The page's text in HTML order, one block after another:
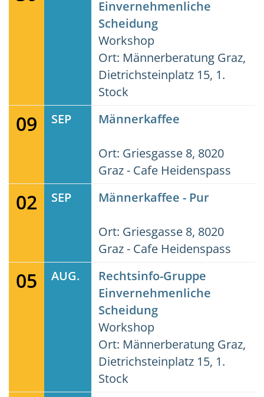
Einvernehmenliche
Scheidung
Workshop
Ort: Männerberatung Graz,
Dietrichsteinplatz 15, 1.
Stock
09 SEP Männerkaffee
Ort: Griesgasse 8, 8020
Graz - Cafe Heidenspass
02 SEP Männerkaffee - Pur
Ort: Griesgasse 8, 8020
Graz - Cafe Heidenspass
05 AUG.
Rechtsinfo-Gruppe
Einvernehmenliche
Scheidung
Workshop
Ort: Männerberatung Graz,
Dietrichsteinplatz 15, 1.
Stock